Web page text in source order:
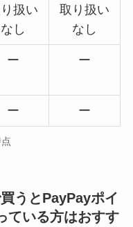
扱い
なし
取り扱い
なし
ー ー
ー ー
うとPayPayポイ
ている方はおすす